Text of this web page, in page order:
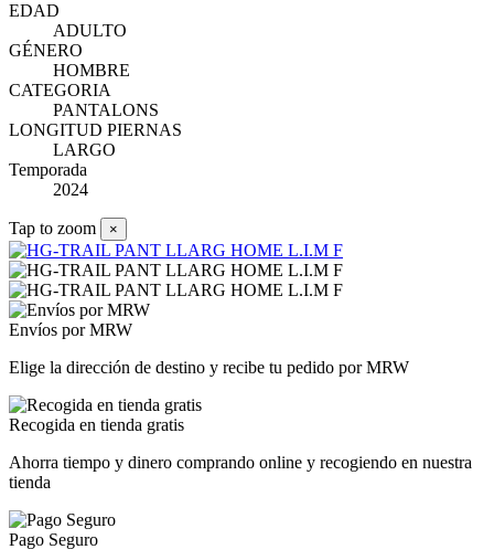
EDAD
ADULTO
GÉNERO
HOMBRE
CATEGORIA
PANTALONS
LONGITUD PIERNAS
LARGO
Temporada
2024
Tap to zoom ×
Envíos por MRW
Elige la dirección de destino y recibe tu pedido por MRW
Recogida en tienda gratis
Ahorra tiempo y dinero comprando online y recogiendo en nuestra
tienda
Pago Seguro